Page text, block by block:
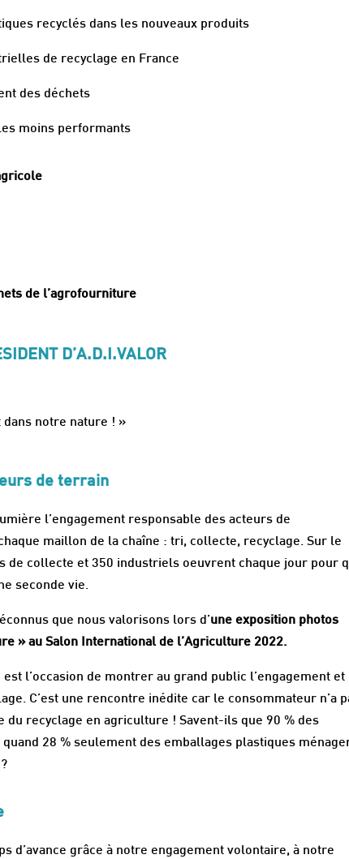
recyclés dans les nouveaux produits
de recyclage en France
des déchets
moins performants
de l’agrofourniture
D’A.D.I.VALOR
dans notre nature ! »
de terrain
l’engagement responsable des acteurs de
maillon de la chaîne : tri, collecte, recyclage. Sur le
de collecte et 350 industriels oeuvrent chaque jour pour
seconde vie.
que nous valorisons lors d’ une exposition photos
» au Salon International de l’Agriculture 2022.
l’occasion de montrer au grand public l’engagement et
C’est une rencontre inédite car le consommateur n’a
recyclage en agriculture ! Savent-ils que 90 % des
28 % seulement des emballages plastiques
d’avance grâce à notre engagement volontaire, à notre